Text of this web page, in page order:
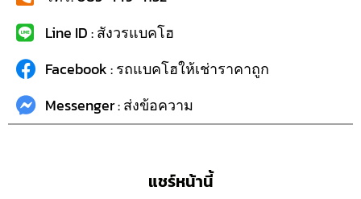
Line ID : สังวรแบคโฮ
Facebook : รถแบคโฮให้เช่าราคาถูก
Messenger : ส่งข้อความ
แชร์หน้านี้